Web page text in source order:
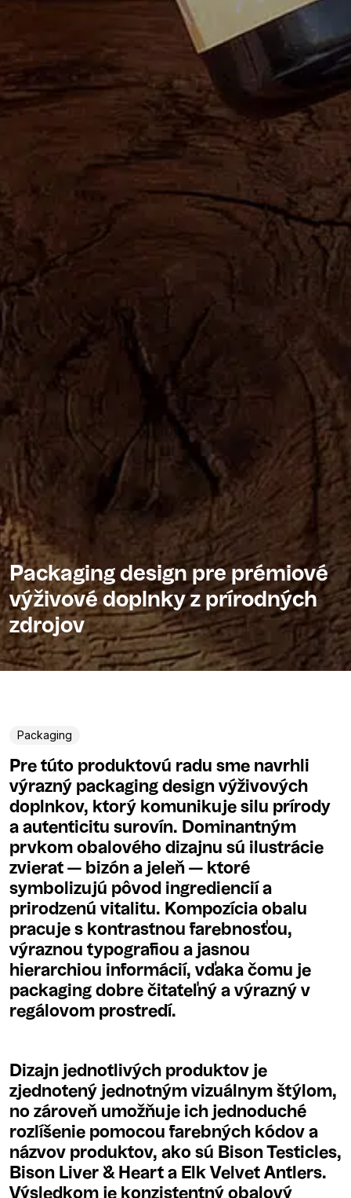
Packaging design pre prémiové
výživové doplnky z prírodných
zdrojov
Packaging
Pre túto produktovú radu sme navrhli
výrazný packaging design výživových
doplnkov, ktorý komunikuje silu prírody
a autenticitu surovín. Dominantným
prvkom obalového dizajnu sú ilustrácie
zvierat — bizón a jeleň — ktoré
symbolizujú pôvod ingrediencií a
prirodzenú vitalitu. Kompozícia obalu
pracuje s kontrastnou farebnosťou,
výraznou typografiou a jasnou
hierarchiou informácií, vďaka čomu je
packaging dobre čitateľný a výrazný v
regálovom prostredí.
Dizajn jednotlivých produktov je
zjednotený jednotným vizuálnym štýlom,
no zároveň umožňuje ich jednoduché
rozlíšenie pomocou farebných kódov a
názvov produktov, ako sú Bison Testicles,
Bison Liver & Heart a Elk Velvet Antlers.
Výsledkom je konzistentný obalový